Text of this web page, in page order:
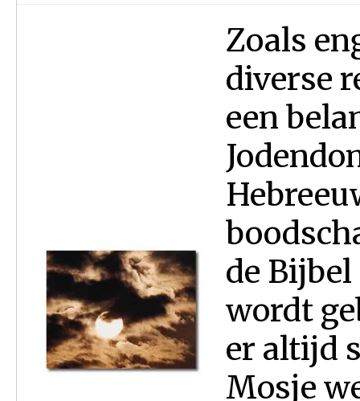
Zoals
diverse
een
de
wordt
er altijd
Mosje